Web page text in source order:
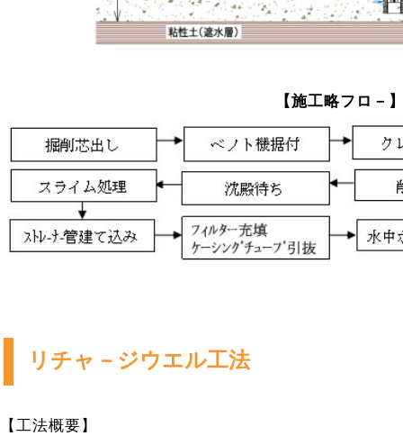
【施工略フロ－
リチャ－ジウエル工法
【工法概要】